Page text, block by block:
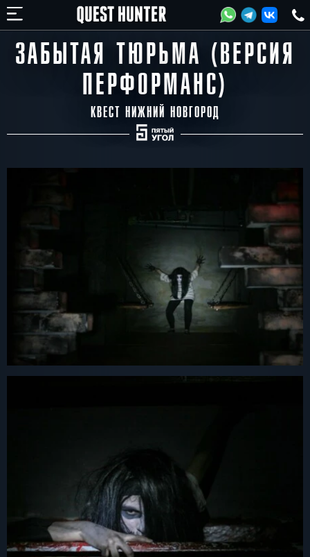
ЗАБЫТАЯ ТЮРЬМА (ВЕРСИЯ
ПЕРФОРМАНС)
КВЕСТ НИЖНИЙ НОВГОРОД